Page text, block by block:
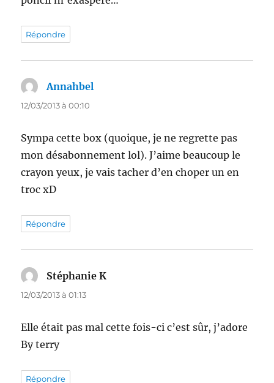
Répondre
Annahbel
12/03/2013 à 00:10
Sympa cette box (quoique, je ne regrette pas
mon désabonnement lol). J’aime beaucoup le
crayon yeux, je vais tacher d’en choper un en
troc xD
Répondre
Stéphanie K
12/03/2013 à 01:13
Elle était pas mal cette fois-ci c’est sûr, j’adore
By terry
Répondre